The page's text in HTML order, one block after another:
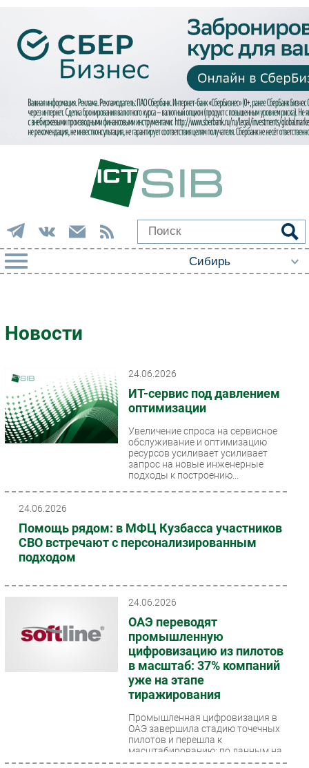
Импорто­замещение
Мобильная связь
Фиксированная связь
Интеграция
Рынок ПК
Outsourcing
Кадры
Безопасность
CIO/Управление ИТ
Новости
24.06.2026
ИТ-сервис под давлением
оптимизации
Увеличение спроса на сервисное
обслуживание и оптимизацию
ресурсов усиливает усиливает
запрос на новые инженерные
подходы к построению...
24.06.2026
Помощь рядом: в МФЦ Кузбасса участников
СВО встречают с персонализированным
подходом
24.06.2026
ОАЭ переводят
промышленную
цифровизацию из пилотов
в масштаб: 37% компаний
уже на этапе
тиражирования
Промышленная цифровизация в
ОАЭ завершила стадию точечных
пилотов и перешла к
масштабированию: по данным на
апрель 2026 года, 37%...